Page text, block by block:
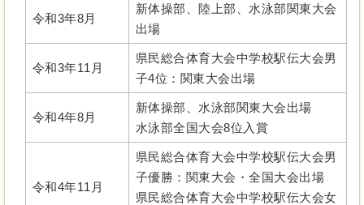
令和3年8月
新体操部、陸上部、水泳部関東大会
出場
令和3年11月
県民総合体育大会中学校駅伝大会男
子4位：関東大会出場
令和4年8月
新体操部、水泳部関東大会出場
水泳部全国大会8位入賞
令和4年11月
県民総合体育大会中学校駅伝大会男
子優勝：関東大会・全国大会出場
県民総合体育大会中学校駅伝大会女